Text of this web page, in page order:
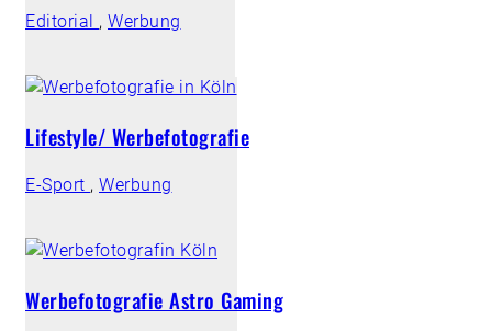
Editorial , Werbung
Lifestyle/ Werbefotografie
E-Sport , Werbung
Werbefotografie Astro Gaming